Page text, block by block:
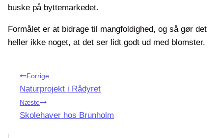
buske på byttemarkedet.
Formålet er at bidrage til mangfoldighed, og så gør det
heller ikke noget, at det ser lidt godt ud med blomster.
Indlægsnavigation
Forrige
Naturprojekt i Rådyret
Næste
Skolehaver hos Brunholm